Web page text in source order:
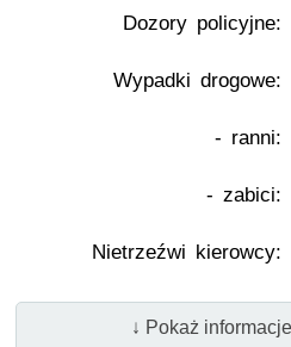
Dozory policyjne:
Wypadki drogowe:
- ranni:
- zabici:
Nietrzeźwi kierowcy:
↓ Pokaż